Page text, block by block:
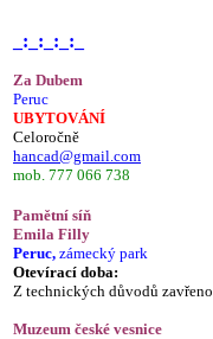
_:_:_:_:_
Za Dubem
Peruc
UBYTOVÁNÍ
Celoročně
hancad@gmail.com
mob. 777 066 738
Pamětní síň
Emila Filly
Peruc, zámecký park
Otevírací doba:
Z technických důvodů zavřeno.
Muzeum české vesnice